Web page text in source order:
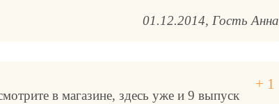
01.12.2014 Гость Анна
в магазине, здесь уже и 9 выпуск